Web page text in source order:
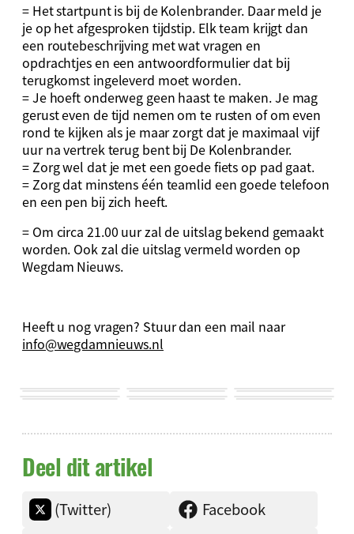
= Het startpunt is bij de Kolenbrander. Daar meld je
je op het afgesproken tijdstip. Elk team krijgt dan
een routebeschrijving met wat vragen en
opdrachtjes en een antwoordformulier dat bij
terugkomst ingeleverd moet worden.
= Je hoeft onderweg geen haast te maken. Je mag
gerust even de tijd nemen om te rusten of om even
rond te kijken als je maar zorgt dat je maximaal vijf
uur na vertrek terug bent bij De Kolenbrander.
= Zorg wel dat je met een goede fiets op pad gaat.
= Zorg dat minstens één teamlid een goede telefoon
en een pen bij zich heeft.
= Om circa 21.00 uur zal de uitslag bekend gemaakt
worden. Ook zal die uitslag vermeld worden op
Wegdam Nieuws.
Heeft u nog vragen? Stuur dan een mail naar
info@wegdamnieuws.nl
Deel dit artikel
(Twitter)
Facebook